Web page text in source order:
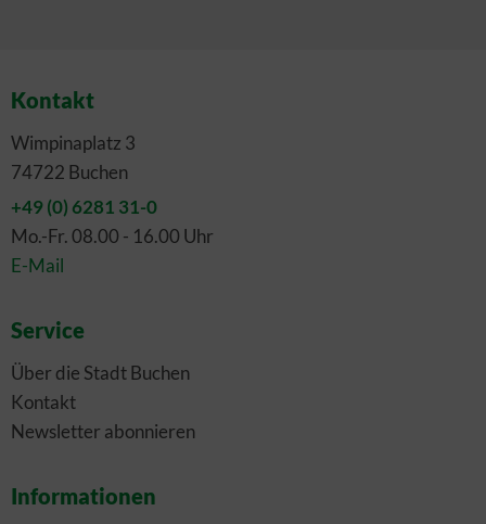
Kontakt
Wimpinaplatz 3
74722 Buchen
+49 (0) 6281 31-0
Mo.-Fr. 08.00 - 16.00 Uhr
E-Mail
Service
Über die Stadt Buchen
Kontakt
Newsletter abonnieren
Informationen